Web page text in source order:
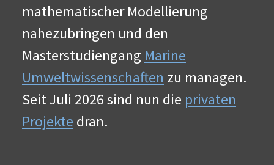
mathematischer Modellierung
nahezubringen und den
Masterstudiengang Marine
Umweltwissenschaften zu managen.
Seit Juli 2026 sind nun die privaten
Projekte dran.